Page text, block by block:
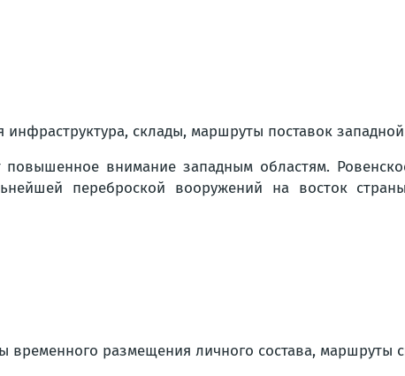
склады, маршруты поставок
повышенное внимание западным областям.
переброской вооружений на восток
временного размещения личного состава, маршруты